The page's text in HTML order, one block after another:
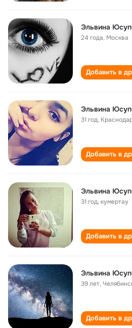
Эльвина
24 года, Москва
Добавить в
Эльвина
31 год,
Добавить в
Эльвина
31 год,кумертау
Добавить в
Эльвина
39 лет,
Добавить в